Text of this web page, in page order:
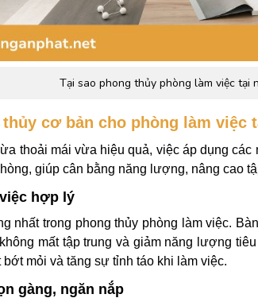
Tại sao phong thủy phòng làm việc tại
cơ bản cho phòng làm việc
thoải mái vừa hiệu quả, việc áp dụng
giúp cân bằng năng lượng, nâng cao
hợp lý
nhất trong phong thủy phòng làm việc.
mất tập trung và giảm năng lượng
mỏi và tăng sự tỉnh táo khi làm việc.
gàng, ngăn nắp